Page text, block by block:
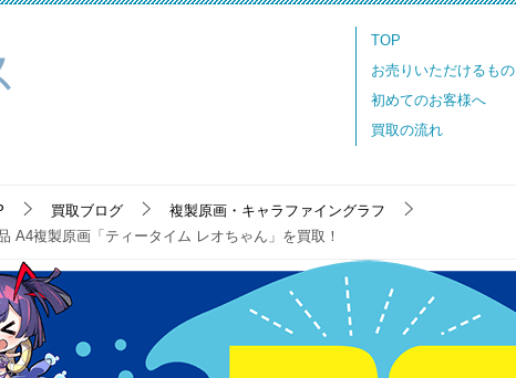
TOP
お売りいただけるもの
初めてのお客様へ
買取の流れ
買取ブログ
複製原画・キャラファイングラフ
A4複製原画「ティータイム レオちゃん」を買取！